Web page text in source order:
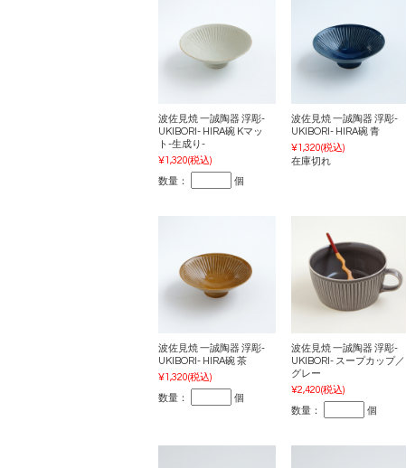
波佐見焼 一誠陶器 浮彫-
UKIBORI- HIRA碗 Kマッ
ト-生成り-
¥1,320(税込)
数量： 個
波佐見焼 一誠陶器 浮彫-
UKIBORI- HIRA碗 青
¥1,320(税込)
在庫切れ
波佐見焼 一誠陶器 浮彫-
UKIBORI- HIRA碗 茶
¥1,320(税込)
数量： 個
波佐見焼 一誠陶器 浮彫-
UKIBORI- スープカップ／
グレー
¥2,420(税込)
数量： 個